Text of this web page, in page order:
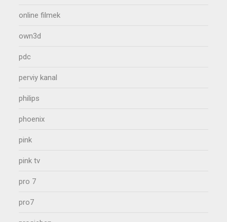
online filmek
own3d
pdc
perviy kanal
philips
phoenix
pink
pink tv
pro 7
pro7